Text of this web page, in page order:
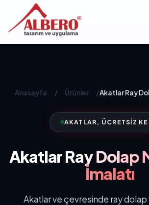
Anasayfa / Ürünler /Akatlar Ray
AKATLAR, ÜCRETSIZ
AkatlarRay Dolap
İmalatı
Akatlar ve çevresinde ray dolap